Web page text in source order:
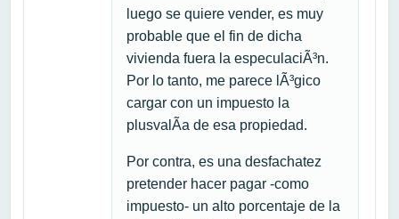
luego se quiere vender, es muy
probable que el fin de dicha
vivienda fuera la especulaciÃ³n.
Por lo tanto, me parece lÃ³gico
cargar con un impuesto la
plusvalÃ­a de esa propiedad.
Por contra, es una desfachatez
pretender hacer pagar -como
impuesto- un alto porcentaje de la